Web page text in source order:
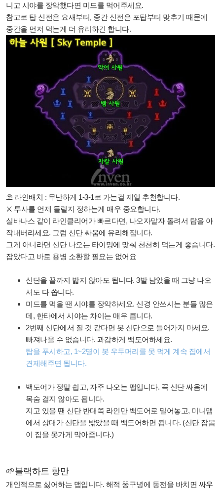
니고 시야를 장악했다면 미드를 먹어주세요.
참고로 탑 신전은 요새부터, 중간 신전은 포탑부터 맞추기 때문에
중간을 먼저 먹는게 더 유리하긴 합니다.
⛱ 라인배치 : 무난하게 1-3-1로 가는걸 제일 추천합니다.
⚔ 투사를 언제 돌릴지 정하는게 매우 중요합니다.
실바나스 같이 라인클리어가 빠르다면, 나오자말자 돌려서 탑을 아
작내버리세요. 그럼 신단 싸움에 유리해집니다.
그게 아니라면 신단 나오는 타이밍에 맞춰 천천히 먹는게 좋습니다.
잡았다고 바로 용병 소환할 필요는 없어요
신단을 끝까지 밟지 않아도 됩니다. 3발 남았을 때 그냥 나오
셔도 다 쏩니다.
미드를 먹을 땐 시야를 장악하세요. 신경 안쓰시는 분들 많은
데, 한타에서 시야는 차이는 매우 큽니다.
2번째 신단에서 질 것 같다면 봇 신단으로 들어가지 마세요.
빠져나올 수 없습니다. 과감하게 백도어하세요.
탑을 푸시하고, 1~2명이 봇 우두머리를 못 먹게 계속 집에서
견제해주면 됩니다.
백도어가 정말 쉽고, 자주 나오는 맵입니다. 꼭 신단 싸움에
목숨 걸지 않아도 됩니다.
지고 있을 땐 신단 반대쪽 라인만 백도어로 밀어놓고, 미니맵
에서 상대가 신단을 밟았을 때 백도어하면 됩니다. (신단 잡몹
이 집을 못가게 막아줍니다.)
🌱블랙하트 항만
개인적으로 싫어하는 맵입니다. 해적 똥구녕에 동전을 바치면 싸우